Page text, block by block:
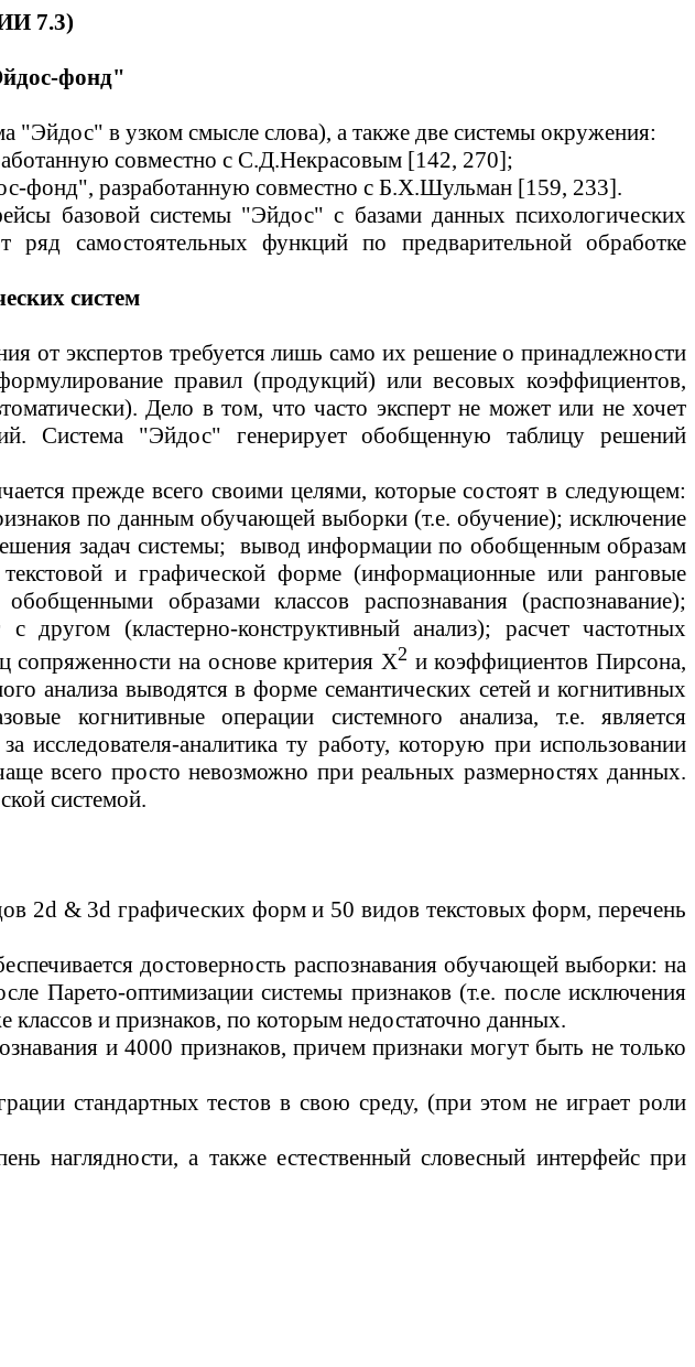
7.3)
фонд"
"Эйдос" в узком смысле слова), а также две системы окружения:
совместно с С.Д.Некрасовым [142, 270];
фонд", разработанную совместно с Б.Х.Шульман [159, 233].
базовой системы "Эйдос" с базами данных психологических
самостоятельных функций по предварительной обработке
систем
от экспертов требуется лишь само их решение о принадлежности
правил (продукций) или весовых коэффициентов,
Дело в том, что часто эксперт не может или не хочет
Система "Эйдос" генерирует обобщенную таблицу решений
прежде всего своими целями, которые состоят в следующем:
по данным обучающей выборки (т.е. обучение); исключение
задач системы; вывод информации по обобщенным образам
и графической форме (информационные или ранговые
образами классов распознавания (распознавание);
с другом (кластерно-конструктивныйанализ); расчет частотных
сопряженности на основе критерия X2 и коэффициентов Пирсона,
анализа выводятся в форме семантических сетей и когнитивных
когнитивные операции системного анализа, т.е. является
исследователя-аналитика ту работу, которую при использовании
всего просто невозможно при реальных размерностях данных.
системой.
2d & 3d графических форм и 50 видов текстовых форм, перечень
достоверность распознавания обучающей выборки: на
Парето-оптимизации системы признаков (т.е. после исключения
классов и признаков, по которым недостаточно данных.
и 4000 признаков, причем признаки могут быть не только
стандартных тестов в свою среду, (при этом неиграет роли
наглядности, а также естественный словесный интерфейс при